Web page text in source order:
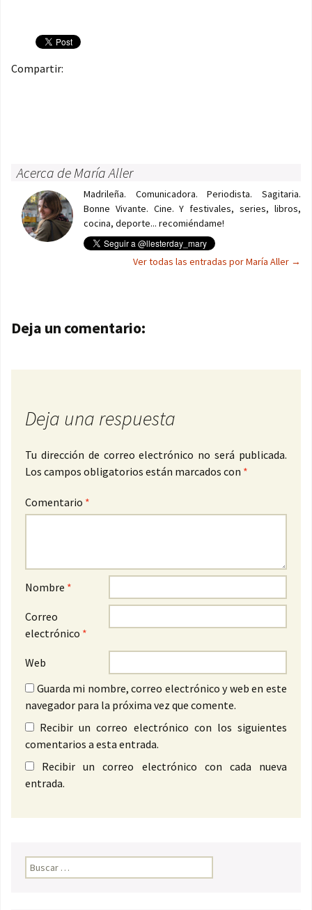
Compartir:
Acerca de María Aller
Madrileña. Comunicadora. Periodista. Sagitaria.
Bonne Vivante. Cine. Y festivales, series, libros,
cocina, deporte... recomiéndame!
Ver todas las entradas por María Aller →
Navegación de entradas
Deja un comentario:
Deja una respuesta
Tu dirección de correo electrónico no será publicada.
Los campos obligatorios están marcados con *
Comentario *
Nombre *
Correo
electrónico *
Web
Guarda mi nombre, correo electrónico y web en este
navegador para la próxima vez que comente.
Recibir un correo electrónico con los siguientes
comentarios a esta entrada.
Recibir un correo electrónico con cada nueva
entrada.
Buscar: